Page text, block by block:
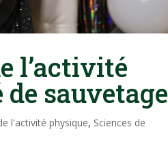
l’activité
sauvetage
l'activité physique, Sciences de